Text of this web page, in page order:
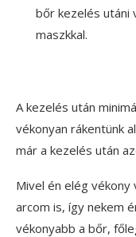
bőr kezelés utáni
maszkkal.
A kezelés után
vékonyan rákentünk
már a kezelés után
Mivel én elég
arcom is, így nekem
vékonyabb a bőr,